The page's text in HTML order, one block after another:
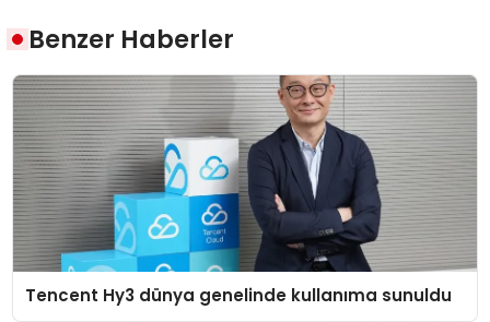
Benzer Haberler
Tencent Hy3 dünya genelinde kullanıma sunuldu